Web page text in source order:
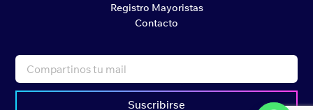
Registro Mayoristas
Contacto
Suscribirse